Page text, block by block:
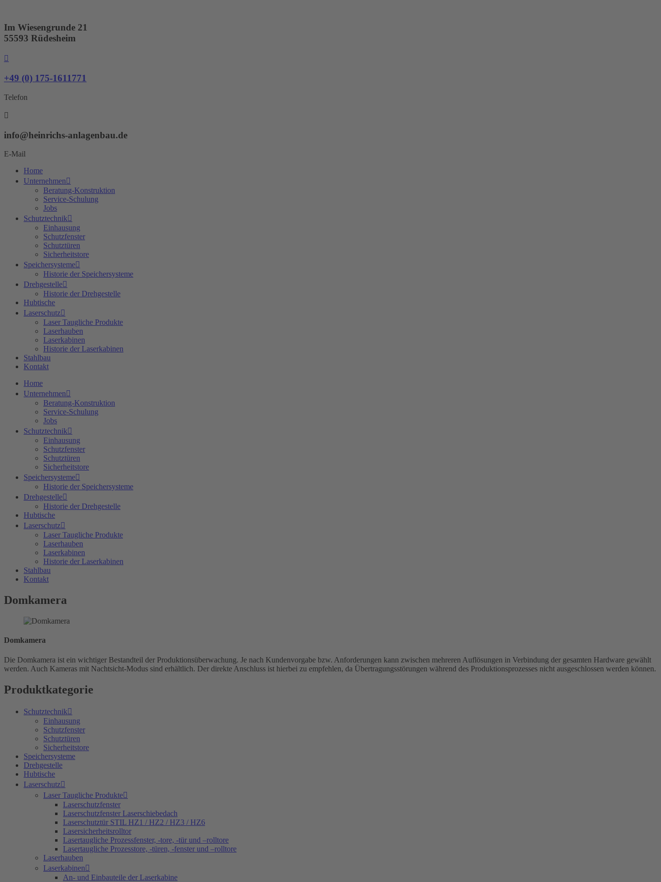
springen
Im Wiesengrunde 21
55593 Rüdesheim
+49 (0) 175-1611771
Telefon
info@heinrichs-anlagenbau.de
E-Mail
Home
Unternehmen
Beratung-Konstruktion
Service-Schulung
Jobs
Schutztechnik
Einhausung
Schutzfenster
Schutztüren
Sicherheitstore
Speichersysteme
Historie der Speichersysteme
Drehgestelle
Historie der Drehgestelle
Hubtische
Laserschutz
Laser Taugliche Produkte
Laserhauben
Laserkabinen
Historie der Laserkabinen
Stahlbau
Kontakt
Home
Unternehmen
Beratung-Konstruktion
Service-Schulung
Jobs
Schutztechnik
Einhausung
Schutzfenster
Schutztüren
Sicherheitstore
Speichersysteme
Historie der Speichersysteme
Drehgestelle
Historie der Drehgestelle
Hubtische
Laserschutz
Laser Taugliche Produkte
Laserhauben
Laserkabinen
Historie der Laserkabinen
Stahlbau
Kontakt
Domkamera
Domkamera
Die Domkamera ist ein wichtiger Bestandteil der Produktionsüberwachung. Je nach Kundenvorgabe bzw. Anforderungen kann zwischen mehreren Auflösungen in Verbindung der gesamten Hardware gewählt
werden. Auch Kameras mit Nachtsicht-Modus sind erhältlich. Der direkte Anschluss ist hierbei zu empfehlen, da Übertragungsstörungen während des Produktionsprozesses nicht ausgeschlossen werden können.
Produktkategorie
Schutztechnik
Einhausung
Schutzfenster
Schutztüren
Sicherheitstore
Speichersysteme
Drehgestelle
Hubtische
Laserschutz
Laser Taugliche Produkte
Laserschutzfenster
Laserschutzfenster Laserschiebedach
Laserschutztür STIL HZ1 / HZ2 / HZ3 / HZ6
Lasersicherheitsrolltor
Lasertaugliche Prozessfenster, -tore, -tür und –rolltore
Lasertaugliche Prozesstore, -türen, -fenster und –rolltore
Laserhauben
Laserkabinen
An- und Einbauteile der Laserkabine